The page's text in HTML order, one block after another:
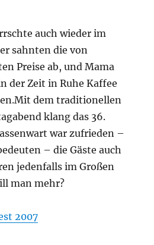
auch wieder im
sahnten die von
Preise ab, und Mama
der Zeit in Ruhe Kaffee
dem traditionellen
klang das 36.
war zufrieden –
– die Gäste auch
jedenfalls im Großen
man mehr?
2007